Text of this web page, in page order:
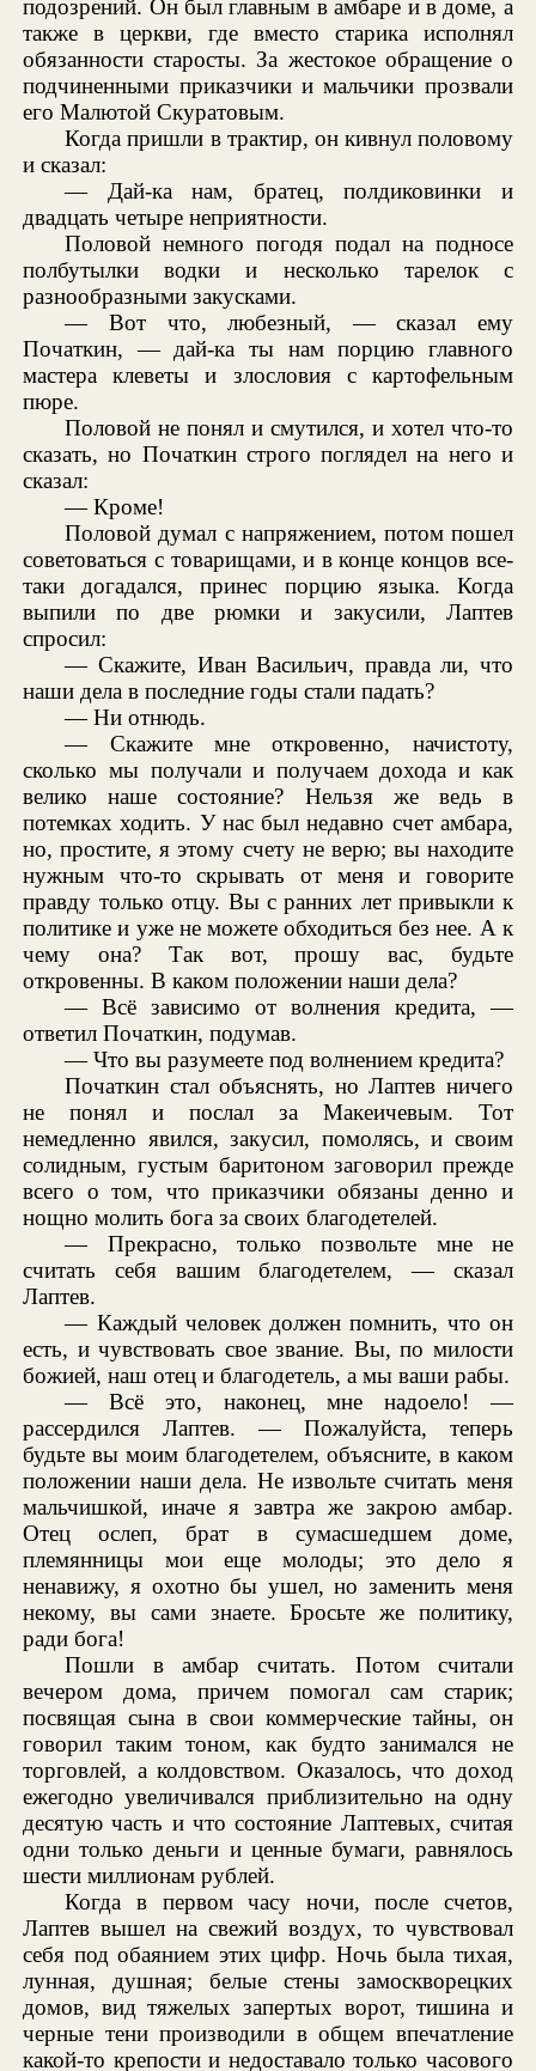
подозрений. Он был главным в амбаре и в доме, а
также в церкви, где вместо старика исполнял
обязанности старосты. За жестокое обращение о
подчиненными приказчики и мальчики прозвали
его Малютой Скуратовым.
Когда пришли в трактир, он кивнул половому
и сказал:
— Дай-ка нам, братец, полдиковинки и
двадцать четыре неприятности.
Половой немного погодя подал на подносе
полбутылки водки и несколько тарелок с
разнообразными закусками.
— Вот что, любезный, — сказал ему
Початкин, — дай-ка ты нам порцию главного
мастера клеветы и злословия с картофельным
пюре.
Половой не понял и смутился, и хотел что-то
сказать, но Початкин строго поглядел на него и
сказал:
— Кроме!
Половой думал с напряжением, потом пошел
советоваться с товарищами, и в конце концов все-
таки догадался, принес порцию языка. Когда
выпили по две рюмки и закусили, Лаптев
спросил:
— Скажите, Иван Васильич, правда ли, что
наши дела в последние годы стали падать?
— Ни отнюдь.
— Скажите мне откровенно, начистоту,
сколько мы получали и получаем дохода и как
велико наше состояние? Нельзя же ведь в
потемках ходить. У нас был недавно счет амбара,
но, простите, я этому счету не верю; вы находите
нужным что-то скрывать от меня и говорите
правду только отцу. Вы с ранних лет привыкли к
политике и уже не можете обходиться без нее. А к
чему она? Так вот, прошу вас, будьте
откровенны. В каком положении наши дела?
— Всё зависимо от волнения кредита, —
ответил Початкин, подумав.
— Что вы разумеете под волнением кредита?
Початкин стал объяснять, но Лаптев ничего
не понял и послал за Макеичевым. Тот
немедленно явился, закусил, помолясь, и своим
солидным, густым баритоном заговорил прежде
всего о том, что приказчики обязаны денно и
нощно молить бога за своих благодетелей.
— Прекрасно, только позвольте мне не
считать себя вашим благодетелем, — сказал
Лаптев.
— Каждый человек должен помнить, что он
есть, и чувствовать свое звание. Вы, по милости
божией, наш отец и благодетель, а мы ваши рабы.
— Всё это, наконец, мне надоело! —
рассердился Лаптев. — Пожалуйста, теперь
будьте вы моим благодетелем, объясните, в каком
положении наши дела. Не извольте считать меня
мальчишкой, иначе я завтра же закрою амбар.
Отец ослеп, брат в сумасшедшем доме,
племянницы мои еще молоды; это дело я
ненавижу, я охотно бы ушел, но заменить меня
некому, вы сами знаете. Бросьте же политику,
ради бога!
Пошли в амбар считать. Потом считали
вечером дома, причем помогал сам старик;
посвящая сына в свои коммерческие тайны, он
говорил таким тоном, как будто занимался не
торговлей, а колдовством. Оказалось, что доход
ежегодно увеличивался приблизительно на одну
десятую часть и что состояние Лаптевых, считая
одни только деньги и ценные бумаги, равнялось
шести миллионам рублей.
Когда в первом часу ночи, после счетов,
Лаптев вышел на свежий воздух, то чувствовал
себя под обаянием этих цифр. Ночь была тихая,
лунная, душная; белые стены замоскворецких
домов, вид тяжелых запертых ворот, тишина и
черные тени производили в общем впечатление
какой-то крепости и недоставало только часового